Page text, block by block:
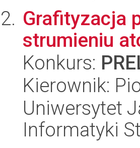
Grafityzacja
strumieniu
Konkurs:
Kierownik:
Uniwersytet
Informatyki